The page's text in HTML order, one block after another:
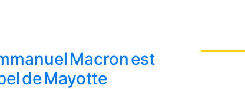
Macron est
de Mayotte